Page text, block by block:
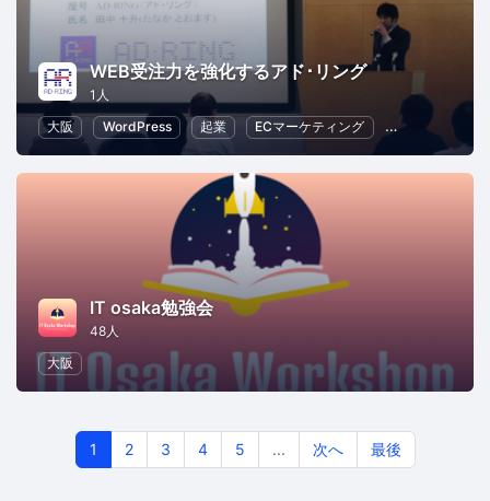
WEB受注力を強化するアド･リング
1人
大阪
WordPress 起業 ECマーケティング ブログ
IT osaka勉強会
48人
大阪
1 2 3 4 5 ... 次へ 最後